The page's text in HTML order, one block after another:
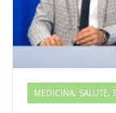
MEDICINA, SALUTE,